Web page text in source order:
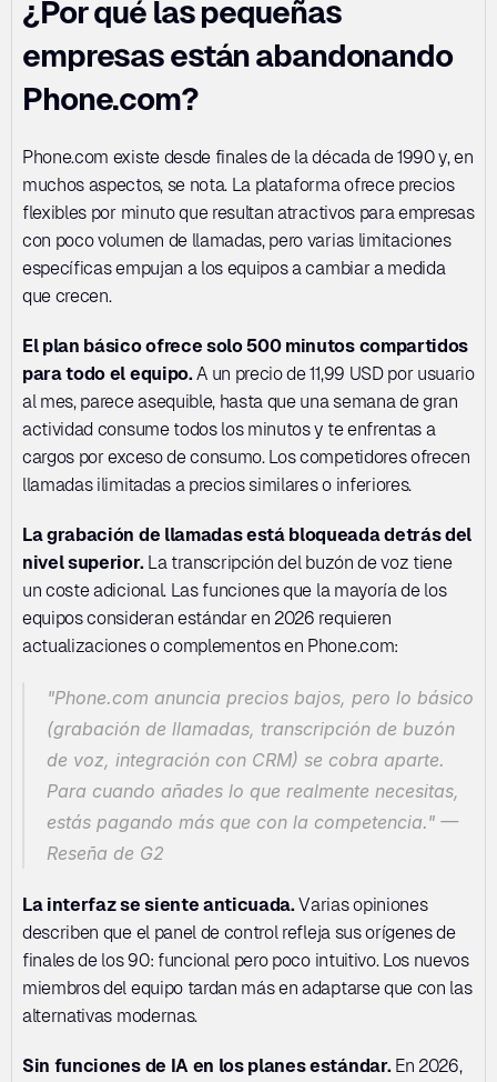
¿Por qué las pequeñas
empresas están abandonando
Phone.com?
Phone.com existe desde finales de la década de 1990 y, en
muchos aspectos, se nota. La plataforma ofrece precios
flexibles por minuto que resultan atractivos para empresas
con poco volumen de llamadas, pero varias limitaciones
específicas empujan a los equipos a cambiar a medida
que crecen.
El plan básico ofrece solo 500 minutos compartidos
para todo el equipo. A un precio de 11,99 USD por usuario
al mes, parece asequible, hasta que una semana de gran
actividad consume todos los minutos y te enfrentas a
cargos por exceso de consumo. Los competidores ofrecen
llamadas ilimitadas a precios similares o inferiores.
La grabación de llamadas está bloqueada detrás del
nivel superior. La transcripción del buzón de voz tiene
un coste adicional. Las funciones que la mayoría de los
equipos consideran estándar en 2026 requieren
actualizaciones o complementos en Phone.com:
"Phone.com anuncia precios bajos, pero lo básico
(grabación de llamadas, transcripción de buzón
de voz, integración con CRM) se cobra aparte.
Para cuando añades lo que realmente necesitas,
estás pagando más que con la competencia." —
Reseña de G2
La interfaz se siente anticuada. Varias opiniones
describen que el panel de control refleja sus orígenes de
finales de los 90: funcional pero poco intuitivo. Los nuevos
miembros del equipo tardan más en adaptarse que con las
alternativas modernas.
Sin funciones de IA en los planes estándar. En 2026,